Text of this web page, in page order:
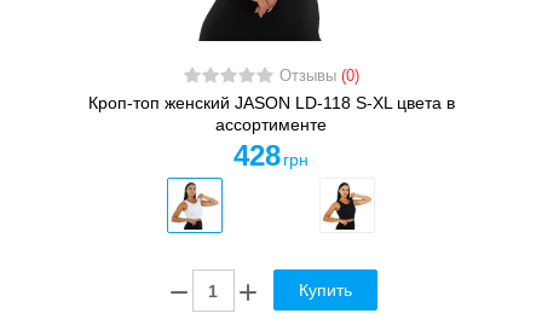
Отзывы (0)
Кроп-топ женский JASON LD-118 S-XL цвета в
ассортименте
428 грн
Купить